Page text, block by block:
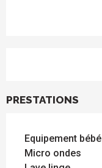
PRESTATIONS
Equipement bébé
Micro ondes